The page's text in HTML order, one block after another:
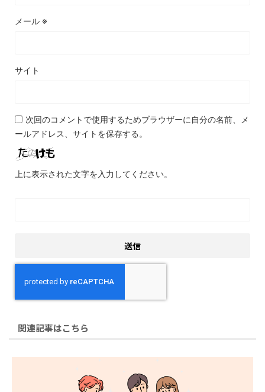
メール ※
サイト
次回のコメントで使用するためブラウザーに自分の名前、メ
ールアドレス、サイトを保存する。
上に表示された文字を入力してください。
関連記事はこちら